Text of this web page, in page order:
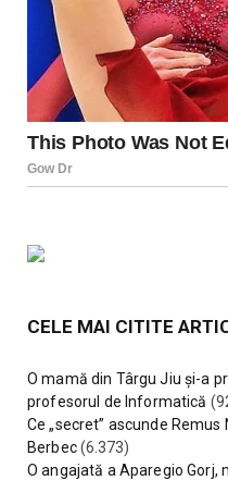
CELE MAI CITITE
O mamă din Târgu Jiu și-a
profesorul de Informatică
Ce „secret” ascunde
Berbec(6.373)
O angajată a Aparegio Gorj,